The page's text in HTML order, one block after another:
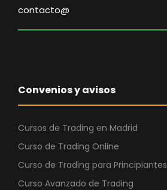
contacto@
Convenios y avisos
Cursos de Trading en Madrid
Curso de Trading Online
Curso de Trading para Principiantes
Curso Avanzado de Trading